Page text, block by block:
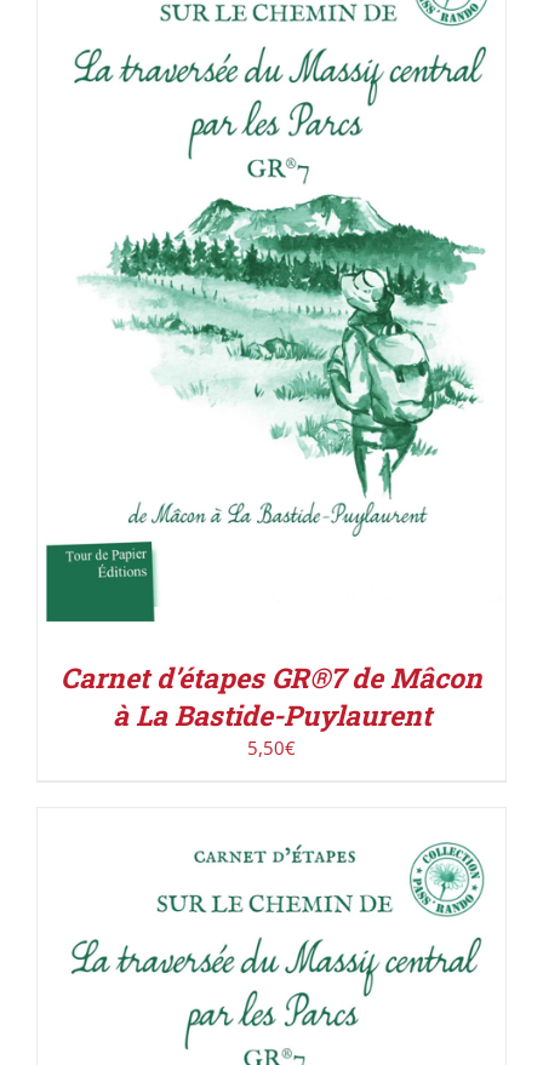
ACHETER LE PRODUIT / DÉTAILS
Carnet d’étapes GR®7 de Mâcon
à La Bastide-Puylaurent
5,50€